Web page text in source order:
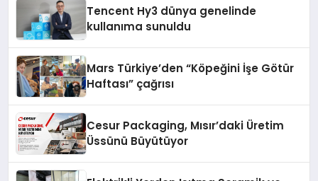
Tencent Hy3 dünya genelinde
kullanıma sunuldu
Mars Türkiye’den “Köpeğini İşe Götür
Haftası” çağrısı
Cesur Packaging, Mısır’daki Üretim
Üssünü Büyütüyor